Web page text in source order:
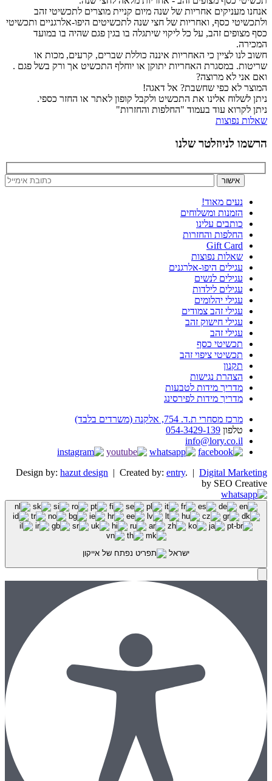
אנחנו מעניקים אחריות של שנה מיום קניית מוצרים לתכשיטי זהב
ולתכשיטי כסף, ואחריות של חצי שנה לתכשיטים היפו-אלרגניים ותכשיטי
כסף מצופים זהב, על כל ליקוי שיתגלה בו בגין פגם שהיה בו במועד
המכירה.
חשוב לנו לציין כי האחריות איננה כוללת שברים, קרעים, מכות או
שריטות. במסגרת האחריות יתוקן או יוחלף התכשיט אך ורק בשל פגם .
ואם אני לא מרוצה?
המוצר לא כפי שחשבת? אל דאגה!
ניתן לשלוח אלינו את התכשיט ולקבל קופון לאתר או החזר כספי.
ניתן לקרוא עוד בעמוד "החלפות והחזרות"
שאלות נפוצות
הרשמו לניוזלטר שלנו
נעים מאוד!
הזמנות ומשלוחים
כותבים עלינו
החלפות והחזרות
Gift Card
שאלות נפוצות
עגילים היפו-אלרגנים
עגילים לנשים
עגילים לילדות
עגילי יהלומים
עגילי זהב צמודים
עגילי חישוק זהב
עגילי זהב
תכשיטי כסף
תכשיטי ציפוי זהב
תקנון
הצהרת נגישות
מדריך מידות לטבעות
מדריך מידות לפירסינג
מרכז מסחרי ת.ד. 754, אלקנה (משרדים בלבד)
טלפון 054-3429-139
info@lory.co.il
Design by: hazut design | Created by: entry. | Digital Marketing
by SEO Creative
ישראל